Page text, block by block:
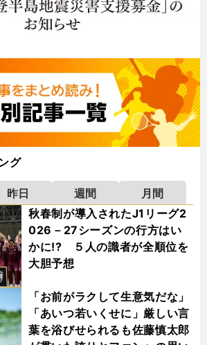
グ
昨日 週間
月間
秋春制が導入されたJ1リーグ2
026－27シーズンの行方はい
かに!? ５人の識者が全順位を
大胆予想
「お前がラクして生意気だな」
「あいつ若いくせに」厳しい言
葉を浴びせられるも佐藤慎太郎